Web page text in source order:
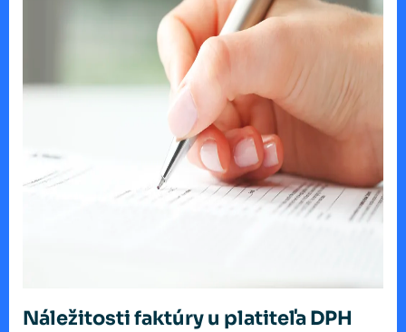
Náležitosti faktúry u platiteľa DPH